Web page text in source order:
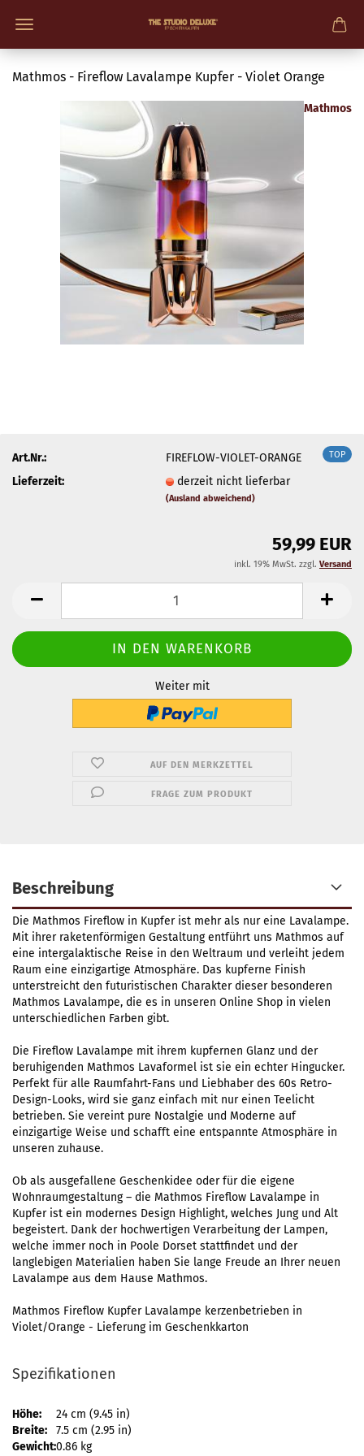
Mathmos - Fireflow Lavalampe Kupfer - Violet Orange
Mathmos
TOP
Art.Nr.:
FIREFLOW-VIOLET-ORANGE
Lieferzeit:
derzeit nicht lieferbar
(Ausland abweichend)
59,99 EUR
inkl. 19% MwSt. zzgl. Versand
Weiter mit
AUF DEN MERKZETTEL
FRAGE ZUM PRODUKT
Beschreibung
Die Mathmos Fireflow in Kupfer ist mehr als nur eine Lavalampe.
Mit ihrer raketenförmigen Gestaltung entführt uns Mathmos auf
eine intergalaktische Reise in den Weltraum und verleiht jedem
Raum eine einzigartige Atmosphäre. Das kupferne Finish
unterstreicht den futuristischen Charakter dieser besonderen
Mathmos Lavalampe, die es in unseren Online Shop in vielen
unterschiedlichen Farben gibt.
Die Fireflow Lavalampe mit ihrem kupfernen Glanz und der
beruhigenden Mathmos Lavaformel ist sie ein echter Hingucker.
Perfekt für alle Raumfahrt-Fans und Liebhaber des 60s Retro-
Design-Looks, wird sie ganz einfach mit nur einen Teelicht
betrieben. Sie vereint pure Nostalgie und Moderne auf
einzigartige Weise und schafft eine entspannte Atmosphäre in
unseren zuhause.
Ob als ausgefallene Geschenkidee oder für die eigene
Wohnraumgestaltung – die Mathmos Fireflow Lavalampe in
Kupfer ist ein modernes Design Highlight, welches Jung und Alt
begeistert. Dank der hochwertigen Verarbeitung der Lampen,
welche immer noch in Poole Dorset stattfindet und der
langlebigen Materialien haben Sie lange Freude an Ihrer neuen
Lavalampe aus dem Hause Mathmos.
Mathmos Fireflow Kupfer Lavalampe kerzenbetrieben in
Violet/Orange - Lieferung im Geschenkkarton
Spezifikationen
Höhe:
24 cm (9.45 in)
Breite:
7.5 cm (2.95 in)
Gewicht:0.86 kg